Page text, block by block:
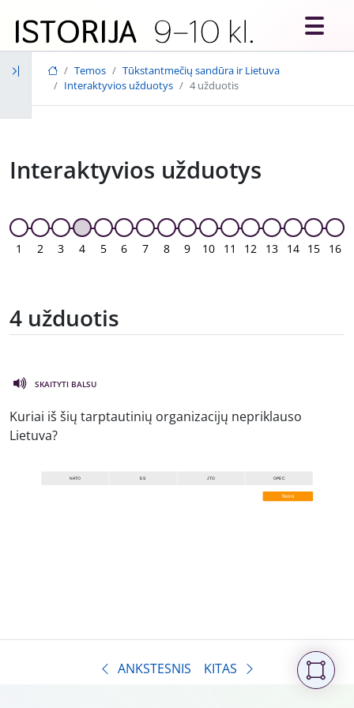
Temos
Tūkstantmečių sandūra ir Lietuva
Interaktyvios užduotys
4 užduotis
Interaktyvios užduotys
1 2 3 4 5 6 7 8 9 10 11 12 13 14 15 16
4 užduotis
SKAITYTI BALSU
Kuriai iš šių tarptautinių organizacijų nepriklauso
Lietuva?
ANKSTESNIS KITAS